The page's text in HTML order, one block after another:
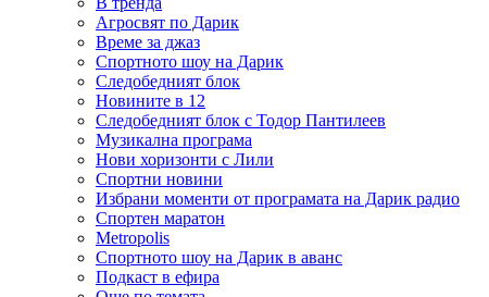
Агросвят по Дарик
Време за джаз
Спортното шоу на Дарик
Следобедният блок
Новините в 12
Следобедният блок с Тодор Пантилеев
Музикална програма
Нови хоризонти с Лили
Спортни новини
Избрани моменти от програмата на Дарик радио
Спортен маратон
Metropolis
Спортното шоу на Дарик в аванс
Подкаст в ефира